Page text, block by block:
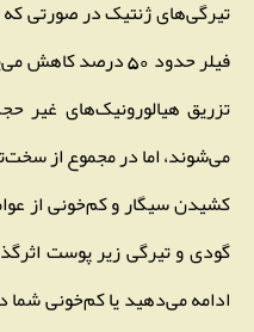
تیرگی‌های ژنتیک در صورتی
فیلر حدود 50 درصد
تزریق هیالورونیک‌های غیر
می‌شوند، اما در مجموع از
کشیدن سیگار و کم‌خونی از
گودی و تیرگی زیر پوست
ادامه می‌دهید یا کم‌خونی شما